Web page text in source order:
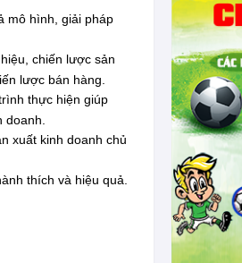
mô hình, giải pháp
chiến lược sản
lược bán hàng.
thực hiện giúp
xuất kinh doanh chủ
thích và hiệu quả.